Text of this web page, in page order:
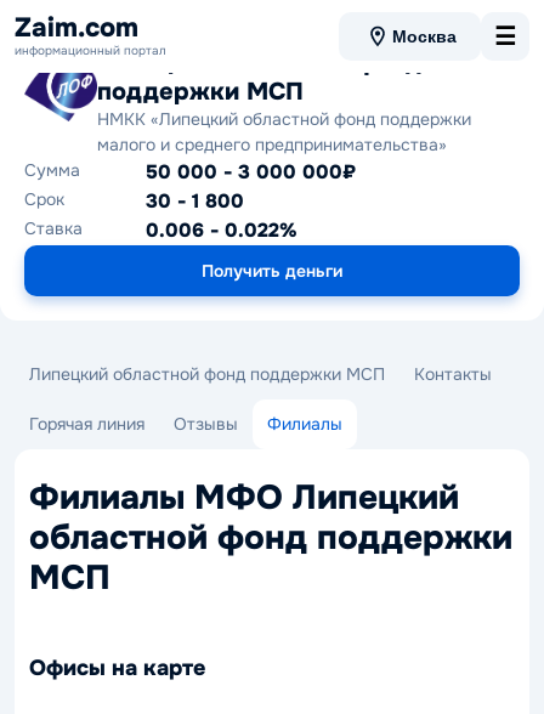
Zaim.com
информационный портал
Москва ☰
Липецкий областной фонд
поддержки МСП
НМКК «Липецкий областной фонд поддержки
малого и среднего предпринимательства»
Сумма
50 000 - 3 000 000₽
Срок 30 - 1 800
Ставка 0.006 - 0.022%
Получить деньги
Липецкий областной фонд поддержки МСП Контакты
Горячая линия Отзывы Филиалы
Филиалы МФО Липецкий
областной фонд поддержки
МСП
Офисы на карте